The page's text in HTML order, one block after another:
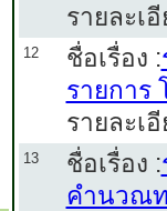
รายละเ
12 ชื่อเรื่อง :
รายการ
รายละเ
13 ชื่อเรื่อง :
คำนวณท